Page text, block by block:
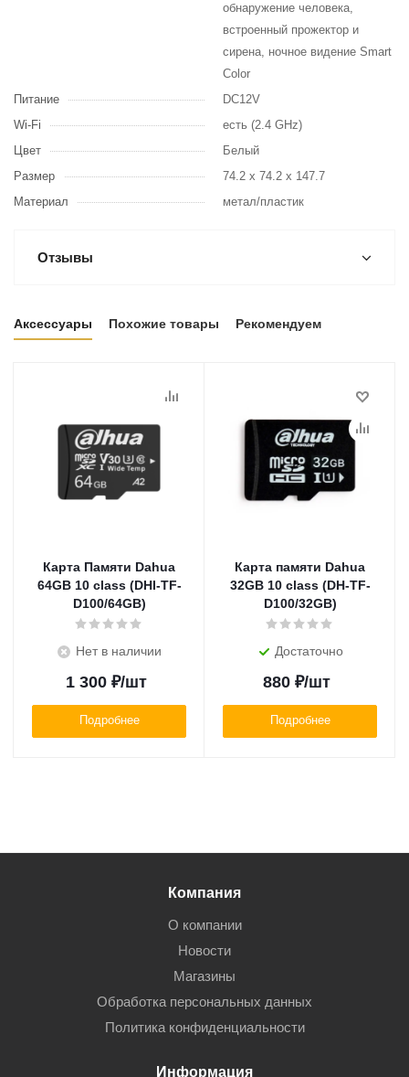
обнаружение человека,
встроенный прожектор и
сирена, ночное видение Smart
Color
Питание
DC12V
Wi-Fi
есть (2.4 GHz)
Цвет
Белый
Размер
74.2 x 74.2 x 147.7
Материал
метал/пластик
Отзывы
Аксессуары Похожие товары Рекомендуем
Карта Памяти Dahua
64GB 10 class (DHI-TF-
D100/64GB)
Нет в наличии
1 300₽/шт
Подробнее
Карта памяти Dahua
32GB 10 class (DH-TF-
D100/32GB)
Достаточно
880 ₽/шт
Подробнее
Компания
О компании
Новости
Магазины
Обработка персональных данных
Политика конфиденциальности
Информация